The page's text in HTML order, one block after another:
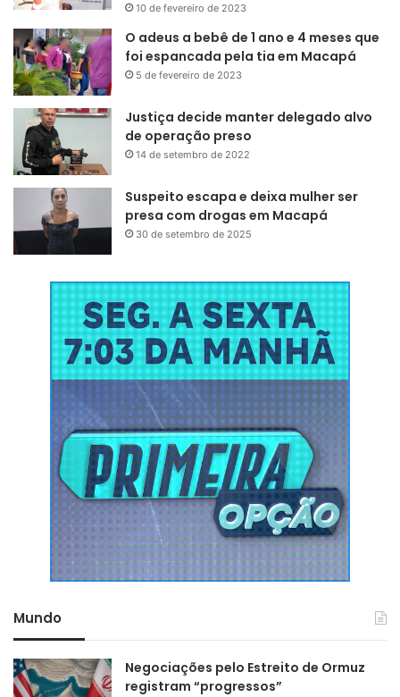
10 de fevereiro de 2023
O adeus a bebê de 1 ano e 4 meses que
foi espancada pela tia em Macapá
5 de fevereiro de 2023
Justiça decide manter delegado alvo
de operação preso
14 de setembro de 2022
Suspeito escapa e deixa mulher ser
presa com drogas em Macapá
30 de setembro de 2025
Mundo
Negociações pelo Estreito de Ormuz
registram “progressos”